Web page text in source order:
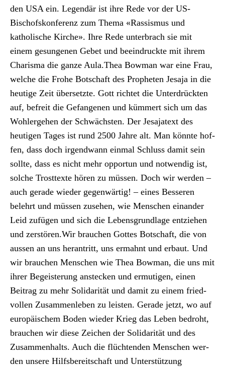
den USA ein. Leg­endär ist ihre Rede vor der US-
Bischof­skon­ferenz zum The­ma «Ras­sis­mus und
katholis­che Kirche». Ihre Rede unter­brach sie mit
einem gesun­genen Gebet und beein­druck­te mit ihrem
Charis­ma die ganze Aula.Thea Bow­man war eine Frau,
welche die Fro­he Botschaft des Propheten Jesa­ja in die
heutige Zeit über­set­zte. Gott richtet die Unter­drück­ten
auf, befre­it die Gefan­genen und küm­mert sich um das
Woh­lerge­hen der Schwäch­sten. Der Jesa­ja­text des
heuti­gen Tages ist rund 2500 Jahre alt. Man kön­nte hof­
fen, dass doch irgend­wann ein­mal Schluss damit sein
sollte, dass es nicht mehr oppor­tun und notwendig ist,
solche Trost­texte hören zu müssen. Doch wir wer­den –
auch ger­ade wieder gegen­wär­tig! – eines Besseren
belehrt und müssen zuse­hen, wie Men­schen einan­der
Leid zufü­gen und sich die Lebens­grund­lage entziehen
und zer­stören.Wir brauchen Gottes Botschaft, die von
aussen an uns her­antritt, uns ermah­nt und erbaut. Und
wir brauchen Men­schen wie Thea Bow­man, die uns mit
ihrer Begeis­terung ansteck­en und ermuti­gen, einen
Beitrag zu mehr Sol­i­dar­ität und damit zu einem fried­
vollen Zusam­men­leben zu leis­ten. Ger­ade jet­zt, wo auf
europäis­chem Boden wieder Krieg das Leben bedro­ht,
brauchen wir diese Zeichen der Sol­i­dar­ität und des
Zusam­men­halts. Auch die flüch­t­en­den Men­schen wer­
den unsere Hil­fs­bere­itschaft und Unter­stützung